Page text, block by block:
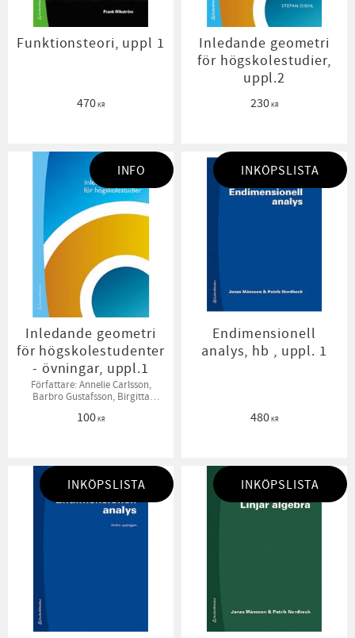
Funktionsteori, uppl 1
470KR
Inledande geometri
för högskolestudier,
uppl.2
230KR
Inledande geometri
för högskolestudenter
- övningar, uppl.1
Författare: Annelie Carlsson,
Barbro Gustafsson, Birgitta
100KR
INFO
Endimensionell
analys, hb , uppl. 1
480KR
INKÖPSLISTA
INKÖPSLISTA INKÖPSLISTA